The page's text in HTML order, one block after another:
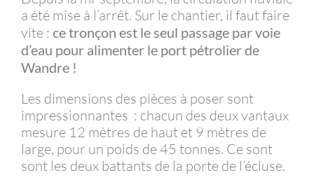
a été mise à l’arrêt. Sur le chantier, il faut faire
vite : ce tronçon est le seul passage par voie
d’eau pour alimenter le port pétrolier de
Wandre !
Les dimensions des pièces à poser sont
impressionnantes : chacun des deux vantaux
mesure 12 mètres de haut et 9 mètres de
large, pour un poids de 45 tonnes. Ce sont
sont les deux battants de la porte de l’écluse.